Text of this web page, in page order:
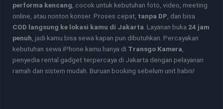
performa kencang , cocok untuk kebutuhan foto, video, meeting
online, atau nonton konser. Proses cepat, tanpa DP , dan bisa
COD langsung ke lokasi kamu di Jakarta . Layanan buka 24 jam
penuh , jadi kamu bisa sewa kapan pun dibutuhkan. Percayakan
kebutuhan sewa iPhone kamu hanya di Transgo Kamera
penyedia rental gadget terpercaya di Jakarta dengan pelayanan
ramah dan sistem mudah. Buruan booking sebelum unit habis!